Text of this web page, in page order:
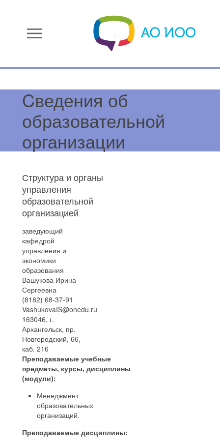
menu
Cведения об
образовательной
организации
Структура и органы
управления
образовательной
организацией
заведующий
кафедрой
управления и
экономики
образования
Вашукова Ирина
Сергеевна
(8182) 68-37-91
VashukovaIS@onedu.ru
163046, г.
Архангельск, пр.
Новгородский, 66,
каб. 216
Преподаваемые учебные
предметы, курсы, дисциплины
(модули):
Менеджмент
образовательных
организаций.
Преподаваемые дисциплины: